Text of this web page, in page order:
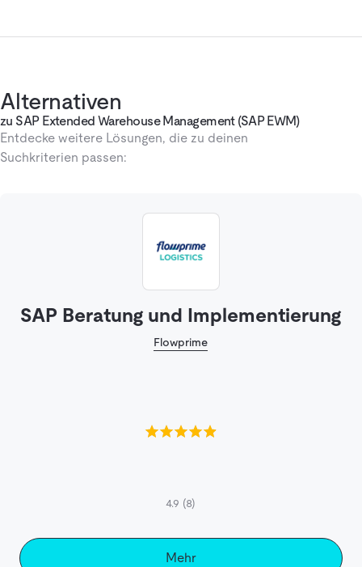
Alternativen
zu SAP Extended Warehouse Management (SAP EWM)
Entdecke weitere Lösungen, die zu deinen
Suchkriterien passen:
SAP Beratung und Implementierung
Flowprime
4.9 (8)
Mehr